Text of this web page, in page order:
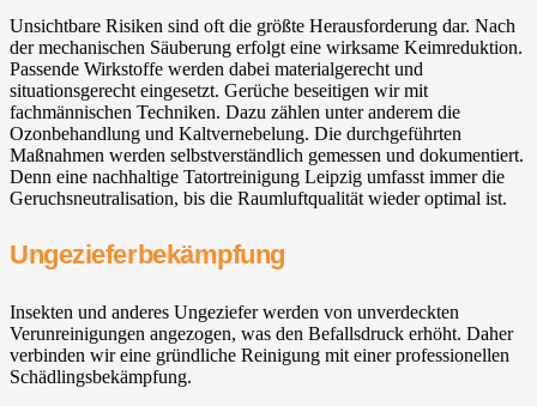
Unsichtbare Risiken sind oft die größte Herausforderung dar. Nach
der mechanischen Säuberung erfolgt eine wirksame Keimreduktion.
Passende Wirkstoffe werden dabei materialgerecht und
situationsgerecht eingesetzt. Gerüche beseitigen wir mit
fachmännischen Techniken. Dazu zählen unter anderem die
Ozonbehandlung und Kaltvernebelung. Die durchgeführten
Maßnahmen werden selbstverständlich gemessen und dokumentiert.
Denn eine nachhaltige Tatortreinigung Leipzig umfasst immer die
Geruchsneutralisation, bis die Raumluftqualität wieder optimal ist.
Ungezieferbekämpfung
Insekten und anderes Ungeziefer werden von unverdeckten
Verunreinigungen angezogen, was den Befallsdruck erhöht. Daher
verbinden wir eine gründliche Reinigung mit einer professionellen
Schädlingsbekämpfung.